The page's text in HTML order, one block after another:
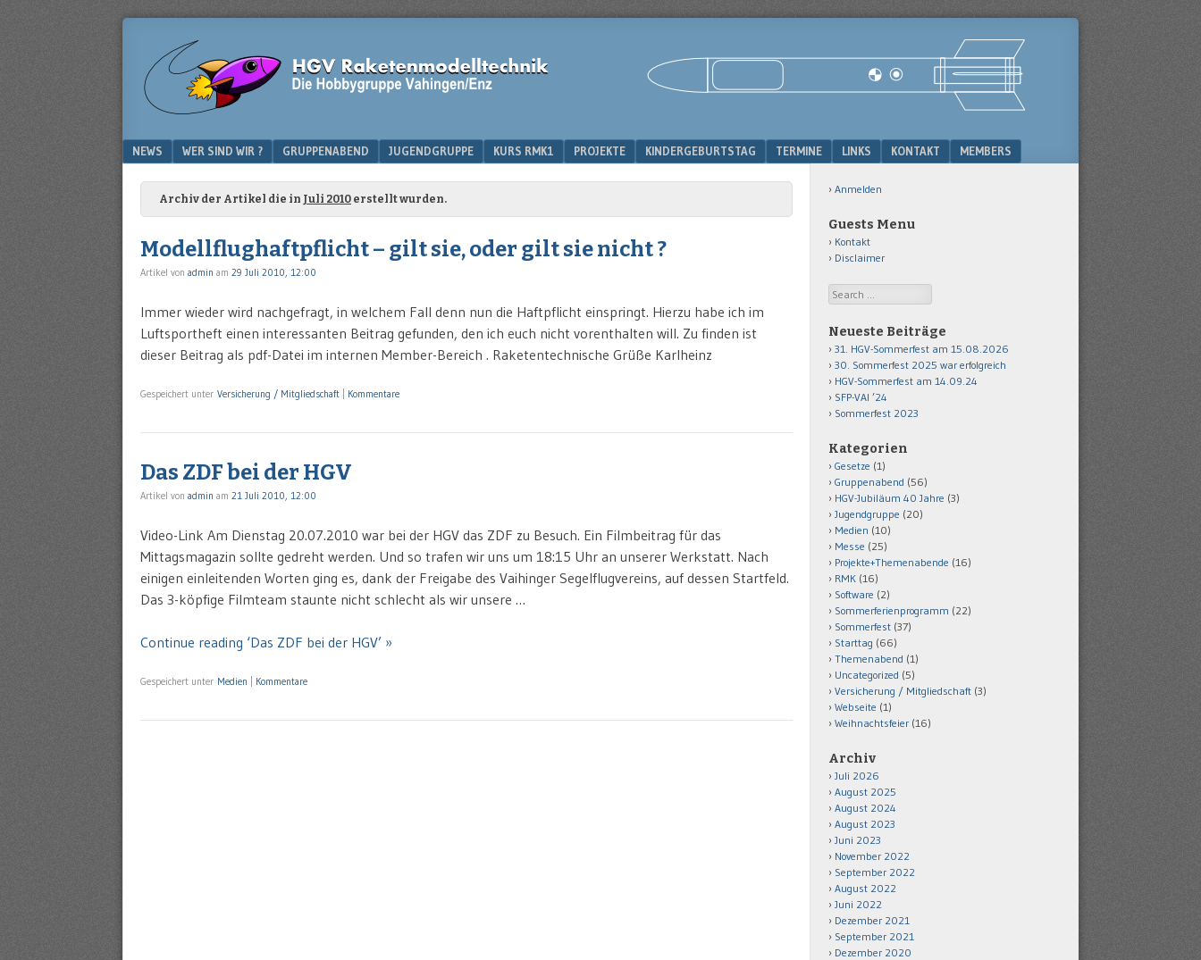
HGV-
RAKETENMODELLTECHNIK
Hobbygruppe
Vaihingen/Enz
Menu
SKIP TO CONTENT
NEWS WER SIND WIR ? GRUPPENABEND JUGENDGRUPPE KURS RMK1 PROJEKTE KINDERGEBURTSTAG TERMINE LINKS KONTAKT MEMBERS
Archiv der Artikel die in Juli 2010 erstellt wurden.
Modellflughaftpflicht – gilt sie, oder gilt sie nicht ?
Artikel von admin am 29 Juli 2010, 12:00
Immer wieder wird nachgefragt, in welchem Fall denn nun die Haftpflicht einspringt. Hierzu habe ich im
Luftsportheft einen interessanten Beitrag gefunden, den ich euch nicht vorenthalten will. Zu finden ist
dieser Beitrag als pdf-Datei im internen Member-Bereich . Raketentechnische Grüße Karlheinz
Gespeichert unter Versicherung / Mitgliedschaft Kommentare
Das ZDF bei der HGV
Artikel von admin am 21 Juli 2010, 12:00
Video-Link Am Dienstag 20.07.2010 war bei der HGV das ZDF zu Besuch. Ein Filmbeitrag für das
Mittagsmagazin sollte gedreht werden. Und so trafen wir uns um 18:15 Uhr an unserer Werkstatt. Nach
einigen einleitenden Worten ging es, dank der Freigabe des Vaihinger Segelflugvereins, auf dessen Startfeld.
Das 3-köpfige Filmteam staunte nicht schlecht als wir unsere …
Continue reading ‘Das ZDF bei der HGV’ »
Gespeichert unter Medien Kommentare
Anmelden
Guests Menu
Kontakt
Disclaimer
Search
Neueste Beiträge
31. HGV-Sommerfest am 15.08.2026
30. Sommerfest 2025 war erfolgreich
HGV-Sommerfest am 14.09.24
SFP-VAI ’24
Sommerfest 2023
Kategorien
Gesetze (1)
Gruppenabend (56)
HGV-Jubiläum 40 Jahre (3)
Jugendgruppe (20)
Medien (10)
Messe (25)
Projekte+Themenabende (16)
RMK (16)
Software (2)
Sommerferienprogramm (22)
Sommerfest (37)
Starttag (66)
Themenabend (1)
Uncategorized (5)
Versicherung / Mitgliedschaft (3)
Webseite (1)
Weihnachtsfeier (16)
Archiv
Juli 2026
August 2025
August 2024
August 2023
Juni 2023
November 2022
September 2022
August 2022
Juni 2022
Dezember 2021
September 2021
Dezember 2020